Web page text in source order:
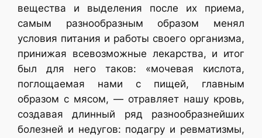
вещества и выделения после их приема,
самым разнообразным образом менял
условия питания и работы своего организма,
принижая всевозможные лекарства, и итог
был для него таков: «мочевая кислота,
поглощаемая нами с пищей, главным
образом с мясом, — отравляет нашу кровь,
создавая длинный ряд разнообразнейших
болезней и недугов: подагру и ревматизмы,